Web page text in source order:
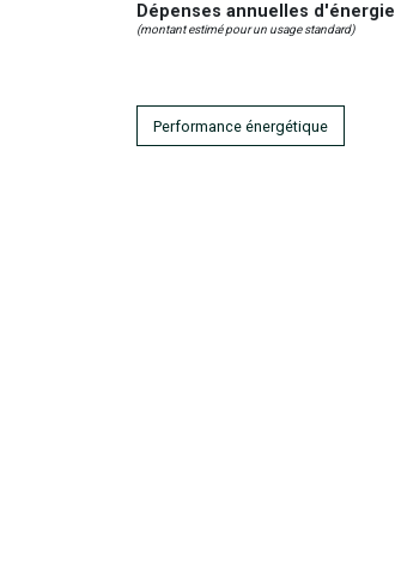
Dépenses annuelles d'énergie
(montant estimé pour un usage standard)
Performance énergétique